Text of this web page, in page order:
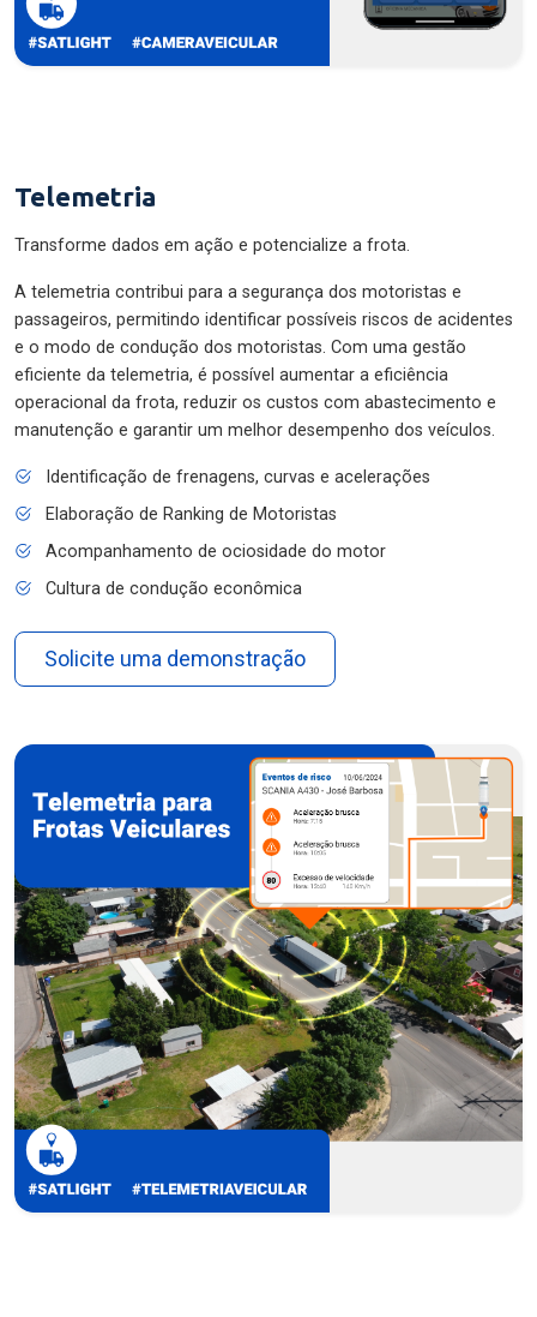
Telemetria
Transforme dados em ação e potencialize a frota.
A telemetria contribui para a segurança dos motoristas e
passageiros, permitindo identificar possíveis riscos de acidentes
e o modo de condução dos motoristas. Com uma gestão
eficiente da telemetria, é possível aumentar a eficiência
operacional da frota, reduzir os custos com abastecimento e
manutenção e garantir um melhor desempenho dos veículos.
Identificação de frenagens, curvas e acelerações
Elaboração de Ranking de Motoristas
Acompanhamento de ociosidade do motor
Cultura de condução econômica
Solicite uma demonstração